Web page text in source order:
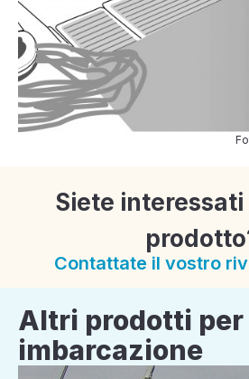
Siete
Contattate il vostro
Altri prodotti per
imbarcazione